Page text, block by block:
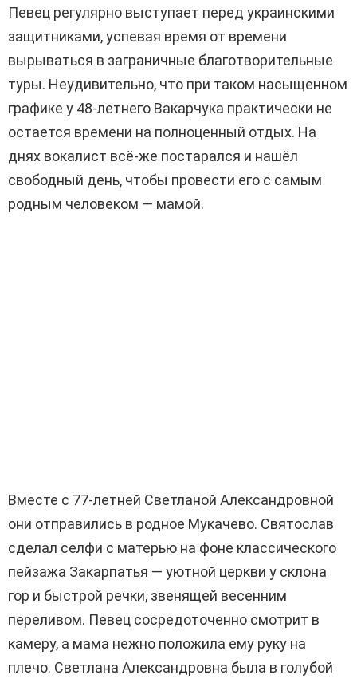
Певец регулярно выступает перед украинскими
защитниками, успевая время от времени
вырываться в заграничные благотворительные
туры. Неудивительно, что при таком насыщенном
графике у 48-летнего Вакарчука практически не
остается времени на полноценный отдых. На
днях вокалист всё-же постарался и нашёл
свободный день, чтобы провести его с самым
родным человеком — мамой.
Вместе с 77-летней Светланой Александровной
они отправились в родное Мукачево. Святослав
сделал селфи с матерью на фоне классического
пейзажа Закарпатья — уютной церкви у склона
гор и быстрой речки, звенящей весенним
переливом. Певец сосредоточенно смотрит в
камеру, а мама нежно положила ему руку на
плечо. Светлана Александровна была в голубой